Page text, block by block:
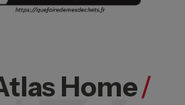
Home/